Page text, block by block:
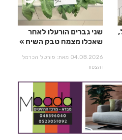
שני גברים הורעלו לאחר
שאכלו מצמח טבק השיח
04.08.2026 מאת: פורטל הכרמל
והצפון